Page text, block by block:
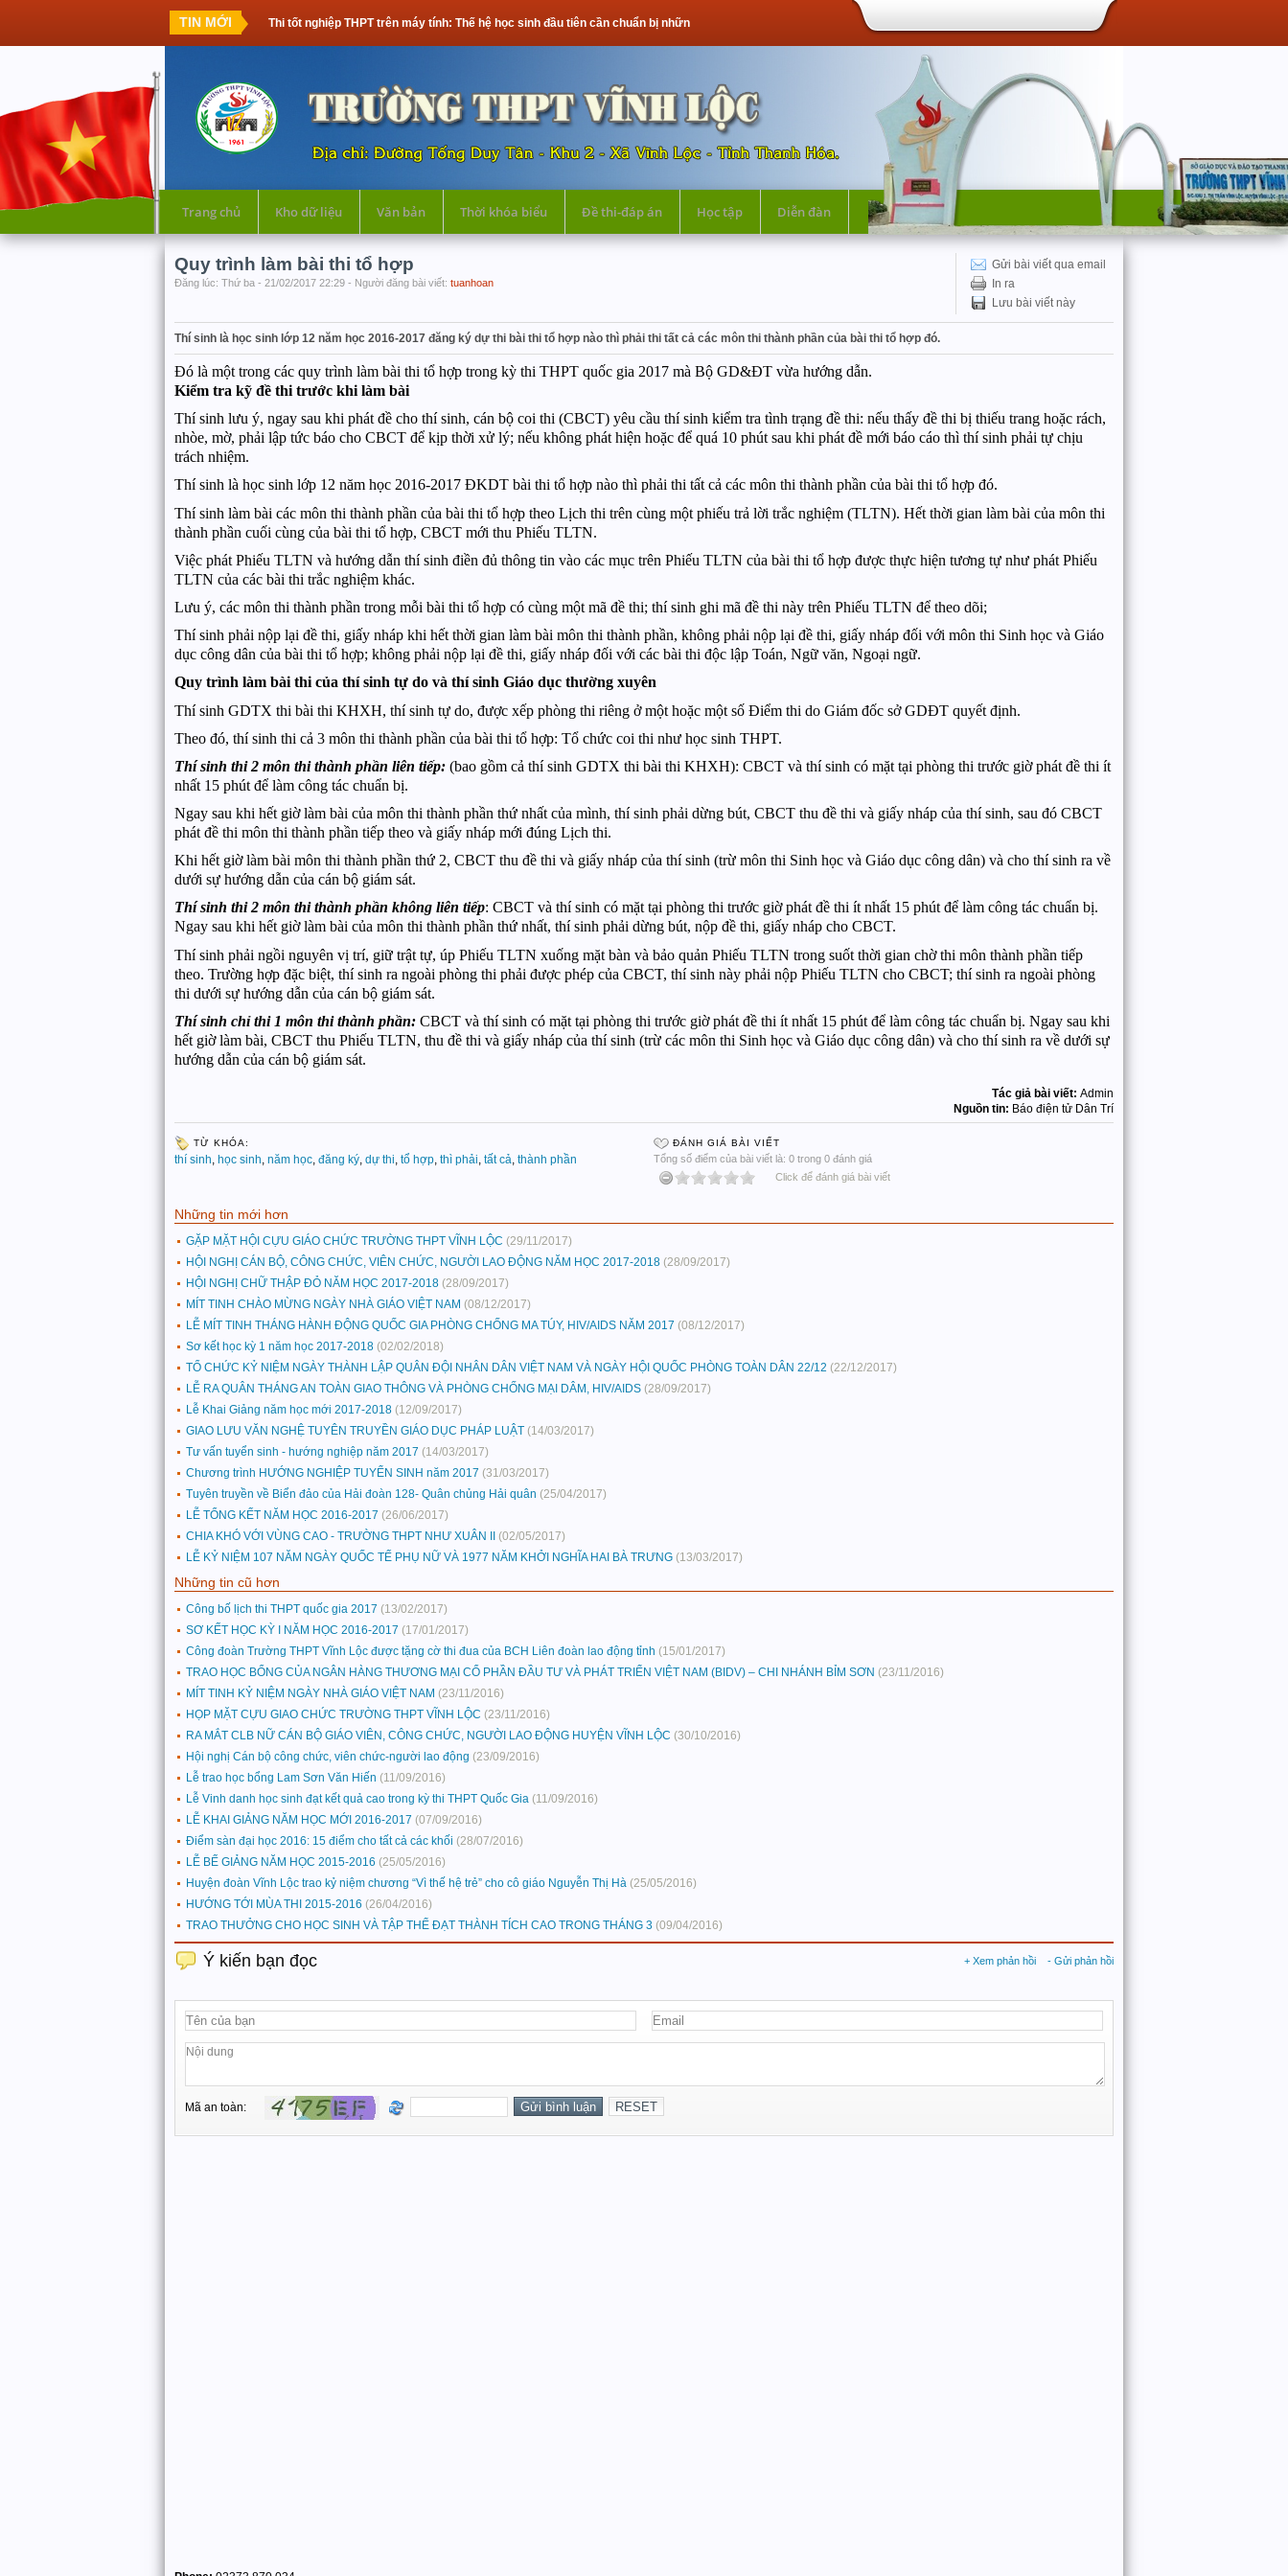
TIN MỚI Thi tốt nghiệp THPT trên máy tính: Thế hệ học sinh đầu tiên cần chuẩn bị những gì?
Trang chủ Kho dữ liệu Văn bản Thời khóa biểu Đề thi-đáp án Học tập Diễn đàn
Gửi bài viết qua email
In ra
Lưu bài viết này
Quy trình làm bài thi tổ hợp
Đăng lúc: Thứ ba - 21/02/2017 22:29 - Người đăng bài viết: tuanhoan
Thí sinh là học sinh lớp 12 năm học 2016-2017 đăng ký dự thi bài thi tổ hợp nào thì phải thi tất cả các môn thi thành phần của bài thi tổ hợp đó.
Đó là một trong các quy trình làm bài thi tổ hợp trong kỳ thi THPT quốc gia 2017 mà Bộ GD&ĐT vừa hướng dẫn.
Kiểm tra kỹ đề thi trước khi làm bài
Thí sinh lưu ý, ngay sau khi phát đề cho thí sinh, cán bộ coi thi (CBCT) yêu cầu thí sinh kiểm tra tình trạng đề thi: nếu thấy đề thi bị thiếu trang hoặc rách,
nhòe, mờ, phải lập tức báo cho CBCT để kịp thời xử lý; nếu không phát hiện hoặc để quá 10 phút sau khi phát đề mới báo cáo thì thí sinh phải tự chịu
trách nhiệm.
Thí sinh là học sinh lớp 12 năm học 2016-2017 ĐKDT bài thi tổ hợp nào thì phải thi tất cả các môn thi thành phần của bài thi tổ hợp đó.
Thí sinh làm bài các môn thi thành phần của bài thi tổ hợp theo Lịch thi trên cùng một phiếu trả lời trắc nghiệm (TLTN). Hết thời gian làm bài của môn thi
thành phần cuối cùng của bài thi tổ hợp, CBCT mới thu Phiếu TLTN.
Việc phát Phiếu TLTN và hướng dẫn thí sinh điền đủ thông tin vào các mục trên Phiếu TLTN của bài thi tổ hợp được thực hiện tương tự như phát Phiếu
TLTN của các bài thi trắc nghiệm khác.
Lưu ý, các môn thi thành phần trong mỗi bài thi tổ hợp có cùng một mã đề thi; thí sinh ghi mã đề thi này trên Phiếu TLTN để theo dõi;
Thí sinh phải nộp lại đề thi, giấy nháp khi hết thời gian làm bài môn thi thành phần, không phải nộp lại đề thi, giấy nháp đối với môn thi Sinh học và Giáo
dục công dân của bài thi tổ hợp; không phải nộp lại đề thi, giấy nháp đối với các bài thi độc lập Toán, Ngữ văn, Ngoại ngữ.
Quy trình làm bài thi của thí sinh tự do và thí sinh Giáo dục thường xuyên
Thí sinh GDTX thi bài thi KHXH, thí sinh tự do, được xếp phòng thi riêng ở một hoặc một số Điểm thi do Giám đốc sở GDĐT quyết định.
Theo đó, thí sinh thi cả 3 môn thi thành phần của bài thi tổ hợp: Tổ chức coi thi như học sinh THPT.
Thí sinh thi 2 môn thi thành phần liên tiếp: (bao gồm cả thí sinh GDTX thi bài thi KHXH): CBCT và thí sinh có mặt tại phòng thi trước giờ phát đề thi ít
nhất 15 phút để làm công tác chuẩn bị.
Ngay sau khi hết giờ làm bài của môn thi thành phần thứ nhất của mình, thí sinh phải dừng bút, CBCT thu đề thi và giấy nháp của thí sinh, sau đó CBCT
phát đề thi môn thi thành phần tiếp theo và giấy nháp mới đúng Lịch thi.
Khi hết giờ làm bài môn thi thành phần thứ 2, CBCT thu đề thi và giấy nháp của thí sinh (trừ môn thi Sinh học và Giáo dục công dân) và cho thí sinh ra về
dưới sự hướng dẫn của cán bộ giám sát.
Thí sinh thi 2 môn thi thành phần không liên tiếp: CBCT và thí sinh có mặt tại phòng thi trước giờ phát đề thi ít nhất 15 phút để làm công tác chuẩn bị.
Ngay sau khi hết giờ làm bài của môn thi thành phần thứ nhất, thí sinh phải dừng bút, nộp đề thi, giấy nháp cho CBCT.
Thí sinh phải ngồi nguyên vị trí, giữ trật tự, úp Phiếu TLTN xuống mặt bàn và bảo quản Phiếu TLTN trong suốt thời gian chờ thi môn thành phần tiếp
theo. Trường hợp đặc biệt, thí sinh ra ngoài phòng thi phải được phép của CBCT, thí sinh này phải nộp Phiếu TLTN cho CBCT; thí sinh ra ngoài phòng
thi dưới sự hướng dẫn của cán bộ giám sát.
Thí sinh chỉ thi 1 môn thi thành phần: CBCT và thí sinh có mặt tại phòng thi trước giờ phát đề thi ít nhất 15 phút để làm công tác chuẩn bị. Ngay sau khi
hết giờ làm bài, CBCT thu Phiếu TLTN, thu đề thi và giấy nháp của thí sinh (trừ các môn thi Sinh học và Giáo dục công dân) và cho thí sinh ra về dưới sự
hướng dẫn của cán bộ giám sát.
Tác giả bài viết: Admin
Nguồn tin: Báo điện tử Dân Trí
TỪ KHÓA:
thí sinh, học sinh, năm học, đăng ký, dự thi, tổ hợp, thì phải, tất cả, thành phần
ĐÁNH GIÁ BÀI VIẾT
Tổng số điểm của bài viết là: 0 trong 0 đánh giá
Click để đánh giá bài viết
Những tin mới hơn
GẶP MẶT HỘI CỰU GIÁO CHỨC TRƯỜNG THPT VĨNH LỘC (29/11/2017)
HỘI NGHỊ CÁN BỘ, CÔNG CHỨC, VIÊN CHỨC, NGƯỜI LAO ĐỘNG NĂM HỌC 2017-2018 (28/09/2017)
HỘI NGHỊ CHỮ THẬP ĐỎ NĂM HỌC 2017-2018 (28/09/2017)
MÍT TINH CHÀO MỪNG NGÀY NHÀ GIÁO VIỆT NAM (08/12/2017)
LỄ MÍT TINH THÁNG HÀNH ĐỘNG QUỐC GIA PHÒNG CHỐNG MA TÚY, HIV/AIDS NĂM 2017 (08/12/2017)
Sơ kết học kỳ 1 năm học 2017-2018 (02/02/2018)
TỔ CHỨC KỶ NIỆM NGÀY THÀNH LẬP QUÂN ĐỘI NHÂN DÂN VIỆT NAM VÀ NGÀY HỘI QUỐC PHÒNG TOÀN DÂN 22/12 (22/12/2017)
LỄ RA QUÂN THÁNG AN TOÀN GIAO THÔNG VÀ PHÒNG CHỐNG MẠI DÂM, HIV/AIDS (28/09/2017)
Lễ Khai Giảng năm học mới 2017-2018 (12/09/2017)
GIAO LƯU VĂN NGHỆ TUYÊN TRUYỀN GIÁO DỤC PHÁP LUẬT (14/03/2017)
Tư vấn tuyển sinh - hướng nghiệp năm 2017 (14/03/2017)
Chương trình HƯỚNG NGHIỆP TUYỂN SINH năm 2017 (31/03/2017)
Tuyên truyền về Biển đảo của Hải đoàn 128- Quân chủng Hải quân (25/04/2017)
LỄ TỔNG KẾT NĂM HỌC 2016-2017 (26/06/2017)
CHIA KHÓ VỚI VÙNG CAO - TRƯỜNG THPT NHƯ XUÂN II
(02/05/2017)
LỄ KỶ NIỆM 107 NĂM NGÀY QUỐC TẾ PHỤ NỮ VÀ 1977 NĂM KHỞI NGHĨA HAI BÀ TRƯNG (13/03/2017)
Những tin cũ hơn
Công bố lịch thi THPT quốc gia 2017 (13/02/2017)
SƠ KẾT HỌC KỲ I NĂM HỌC 2016-2017 (17/01/2017)
Công đoàn Trường THPT Vĩnh Lộc được tặng cờ thi đua của BCH Liên đoàn lao động tỉnh (15/01/2017)
TRAO HỌC BỔNG CỦA NGÂN HÀNG THƯƠNG MẠI CỔ PHẦN ĐẦU TƯ VÀ PHÁT TRIỂN VIỆT NAM (BIDV) – CHI NHÁNH BỈM SƠN (23/11/2016)
MÍT TINH KỶ NIỆM NGÀY NHÀ GIÁO VIỆT NAM (23/11/2016)
HỌP MẶT CỰU GIAO CHỨC TRƯỜNG THPT VĨNH LỘC (23/11/2016)
RA MẮT CLB NỮ CÁN BỘ GIÁO VIÊN, CÔNG CHỨC, NGƯỜI LAO ĐỘNG HUYỆN VĨNH LỘC (30/10/2016)
Hội nghị Cán bộ công chức, viên chức-người lao động (23/09/2016)
Lễ trao học bổng Lam Sơn Văn Hiến (11/09/2016)
Lễ Vinh danh học sinh đạt kết quả cao trong kỳ thi THPT Quốc Gia (11/09/2016)
LỄ KHAI GIẢNG NĂM HỌC MỚI 2016-2017 (07/09/2016)
Điểm sàn đại học 2016: 15 điểm cho tất cả các khối (28/07/2016)
LỄ BẾ GIẢNG NĂM HỌC 2015-2016 (25/05/2016)
Huyện đoàn Vĩnh Lộc trao kỷ niệm chương “Vì thế hệ trẻ” cho cô giáo Nguyễn Thị Hà (25/05/2016)
HƯỚNG TỚI MÙA THI 2015-2016 (26/04/2016)
TRAO THƯỞNG CHO HỌC SINH VÀ TẬP THỂ ĐẠT THÀNH TÍCH CAO TRONG THÁNG 3 (09/04/2016)
+ Xem phản hồi - Gửi phản hồi
Ý kiến bạn đọc
Mã an toàn: